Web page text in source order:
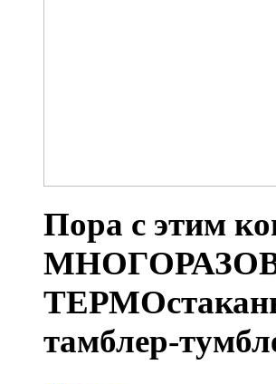
Пора с этим
тамблер-